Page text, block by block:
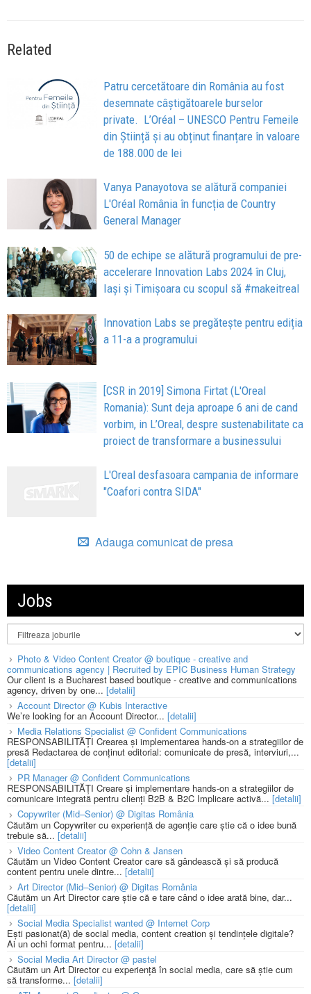
Related
Patru cercetătoare din România au fost
desemnate câștigătoarele burselor
private. L’Oréal – UNESCO Pentru Femeile
din Știință și au obținut finanțare în valoare
de 188.000 de lei
Vanya Panayotova se alătură companiei
L'Oréal România în funcția de Country
General Manager
50 de echipe se alătură programului de pre-
accelerare Innovation Labs 2024 în Cluj,
Iași și Timișoara cu scopul să #makeitreal
Innovation Labs se pregătește pentru ediția
a 11-a a programului
[CSR in 2019] Simona Firtat (L'Oreal
Romania): Sunt deja aproape 6 ani de cand
vorbim, in L’Oreal, despre sustenabilitate ca
proiect de transformare a businessului
L'Oreal desfasoara campania de informare
"Coafori contra SIDA"
Adauga comunicat de presa
Jobs
Photo & Video Content Creator @ boutique - creative and
communications agency | Recruited by EPIC Business Human Strategy
Our client is a Bucharest based boutique - creative and communications
agency, driven by one... [detalii]
Account Director @ Kubis Interactive
We’re looking for an Account Director... [detalii]
Media Relations Specialist @ Confident Communications
RESPONSABILITĂȚI Crearea și implementarea hands-on a strategiilor de
presă Redactarea de conținut editorial: comunicate de presă, interviuri,...
[detalii]
PR Manager @ Confident Communications
RESPONSABILITĂȚI Creare și implementare hands-on a strategiilor de
comunicare integrată pentru clienți B2B & B2C Implicare activă... [detalii]
Copywriter (Mid–Senior) @ Digitas România
Căutăm un Copywriter cu experiență de agenție care știe că o idee bună
trebuie să... [detalii]
Video Content Creator @ Cohn & Jansen
Căutăm un Video Content Creator care să gândească și să producă
content pentru unele dintre... [detalii]
Art Director (Mid–Senior) @ Digitas România
Căutăm un Art Director care știe că e tare când o idee arată bine, dar...
[detalii]
Social Media Specialist wanted @ Internet Corp
Ești pasionat(ă) de social media, content creation și tendințele digitale?
Ai un ochi format pentru... [detalii]
Social Media Art Director @ pastel
Căutăm un Art Director cu experiență în social media, care să știe cum
să transforme... [detalii]